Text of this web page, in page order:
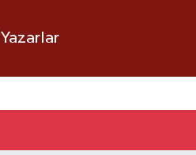
Yazarlar